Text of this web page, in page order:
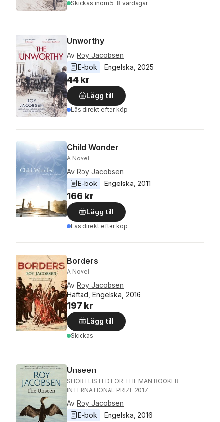
Skickas inom 5-8 vardagar
Unworthy
Av Roy Jacobsen
E-bok
Engelska 2025
44 kr
Lägg till
Läs direkt efter köp
Child Wonder
A Novel
Av Roy Jacobsen
E-bok
Engelska 2011
166 kr
Lägg till
Läs direkt efter köp
Borders
A Novel
Av Roy Jacobsen
Häftad, Engelska, 2016
197 kr
Lägg till
Skickas
Unseen
SHORTLISTED FOR THE MAN BOOKER
INTERNATIONAL PRIZE 2017
Av Roy Jacobsen
E-bok
Engelska 2016